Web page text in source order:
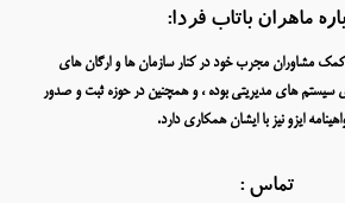
ماهران باتاب فردا:
کمک مشاوران مجرب خود در کنار سازمان ها و ارگان های
سیستم های مدیریتی بوده ، و همچنین در حوزه ثبت و صدور
ایزو نیز با ایشان همکاری دارد.
تماس :